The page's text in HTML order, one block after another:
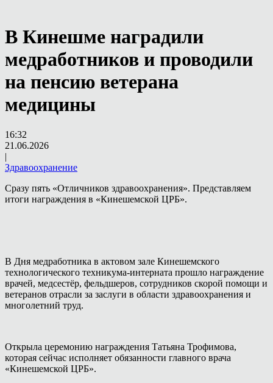
В Кинешме наградили
медработников и проводили
на пенсию ветерана
медицины
16:32
21.06.2026
|
Здравоохранение
Сразу пять «Отличников здравоохранения». Представляем
итоги награждения в «Кинешемской ЦРБ».
В Дня медработника в актовом зале Кинешемского
технологического техникума-интерната прошло награждение
врачей, медсестёр, фельдшеров, сотрудников скорой помощи и
ветеранов отрасли за заслуги в области здравоохранения и
многолетний труд.
Открыла церемонию награждения Татьяна Трофимова,
которая сейчас исполняет обязанности главного врача
«Кинешемской ЦРБ».